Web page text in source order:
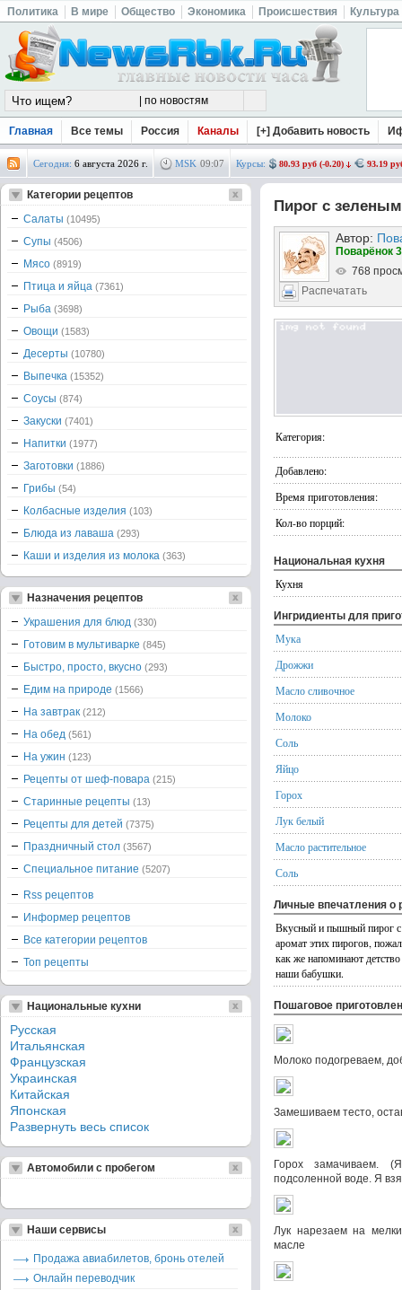
Политика В мире Общество Экономика Происшествия Культура
Главная Все темы Россия Каналы [+] Добавить новость
Сегодня: 6 августа 2026 г. MSK 09:07 Курсы: 80.93 руб (-0.20) 93.19
Пирог с
Автор:
Поварёнок
768
Распечатать
Категория:
Добавлено:
Время приготовления:
Кол-во порций:
Национальная кухня
Кухня
Ингридиенты для
Мука
Дрожжи
Масло сливочное
Молоко
Соль
Яйцо
Горох
Лук белый
Масло растительное
Соль
Личные впечатления о
Вкусный и пышный пирог
аромат этих пирогов,
как же напоминают
наши бабушки.
Пошаговое
Молоко подогреваем,
Замешиваем тесто,
Горох замачиваем.
подсоленной воде. Я
Лук нарезаем на
масле
Категории рецептов
Салаты (10495)
Супы (4506)
Мясо (8919)
Птица и яйца (7361)
Рыба (3698)
Овощи (1583)
Десерты (10780)
Выпечка (15352)
Соусы (874)
Закуски (7401)
Напитки (1977)
Заготовки (1886)
Грибы (54)
Колбасные изделия (103)
Блюда из лаваша (293)
Каши и изделия из молока (363)
Назначения рецептов
Украшения для блюд (330)
Готовим в мультиварке (845)
Быстро, просто, вкусно (293)
Едим на природе (1566)
На завтрак (212)
На обед (561)
На ужин (123)
Рецепты от шеф-повара (215)
Старинные рецепты (13)
Рецепты для детей (7375)
Праздничный стол (3567)
Специальное питание (5207)
Rss рецептов
Информер рецептов
Все категории рецептов
Топ рецепты
Национальные кухни
Русская
Итальянская
Французская
Украинская
Китайская
Японская
Развернуть весь список
Автомобили с пробегом
Наши сервисы
Продажа авиабилетов, бронь отелей
Онлайн переводчик